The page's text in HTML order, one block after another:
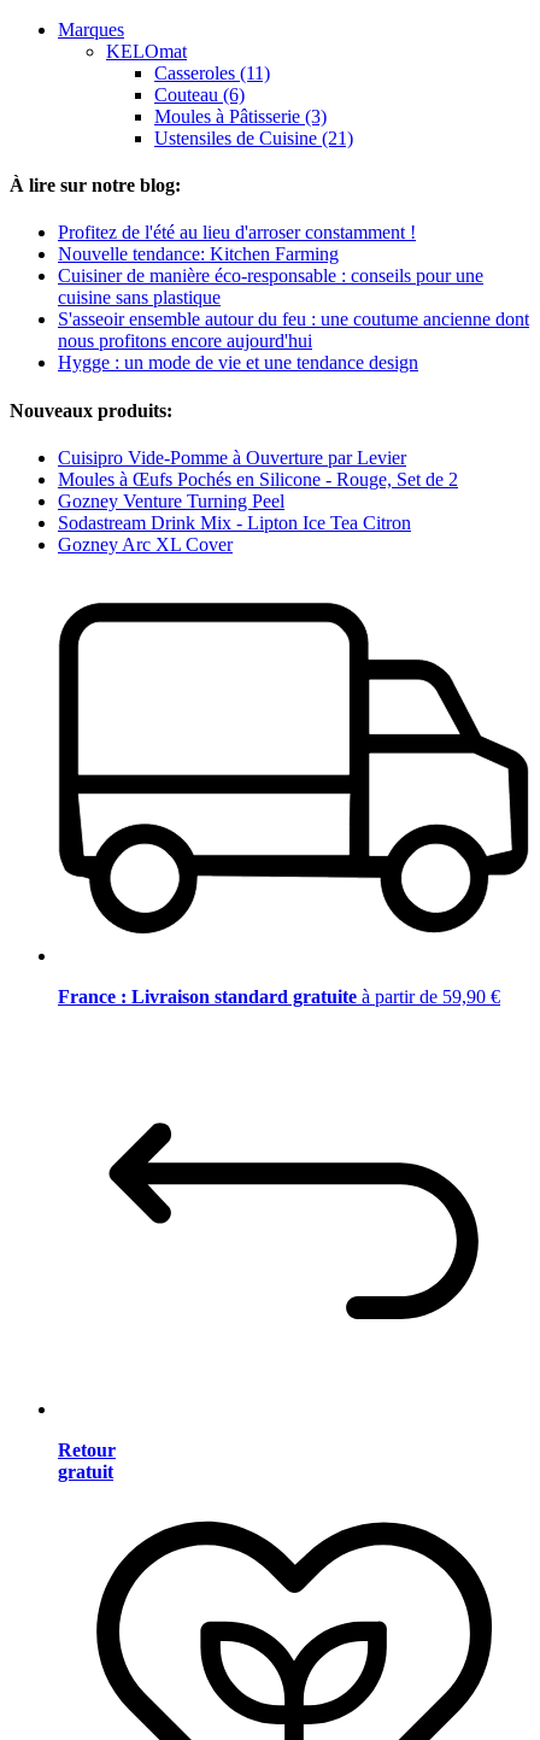
Marques
KELOmat
Casseroles (11)
Couteau (6)
Moules à Pâtisserie (3)
Ustensiles de Cuisine (21)
À lire sur notre blog:
Profitez de l'été au lieu d'arroser constamment !
Nouvelle tendance: Kitchen Farming
Cuisiner de manière éco-responsable : conseils pour une
cuisine sans plastique
S'asseoir ensemble autour du feu : une coutume ancienne dont
nous profitons encore aujourd'hui
Hygge : un mode de vie et une tendance design
Nouveaux produits:
Cuisipro Vide-Pomme à Ouverture par Levier
Moules à Œufs Pochés en Silicone - Rouge, Set de 2
Gozney Venture Turning Peel
Sodastream Drink Mix - Lipton Ice Tea Citron
Gozney Arc XL Cover
France : Livraison standard gratuite à partir de 59,90 €
Retour
gratuit